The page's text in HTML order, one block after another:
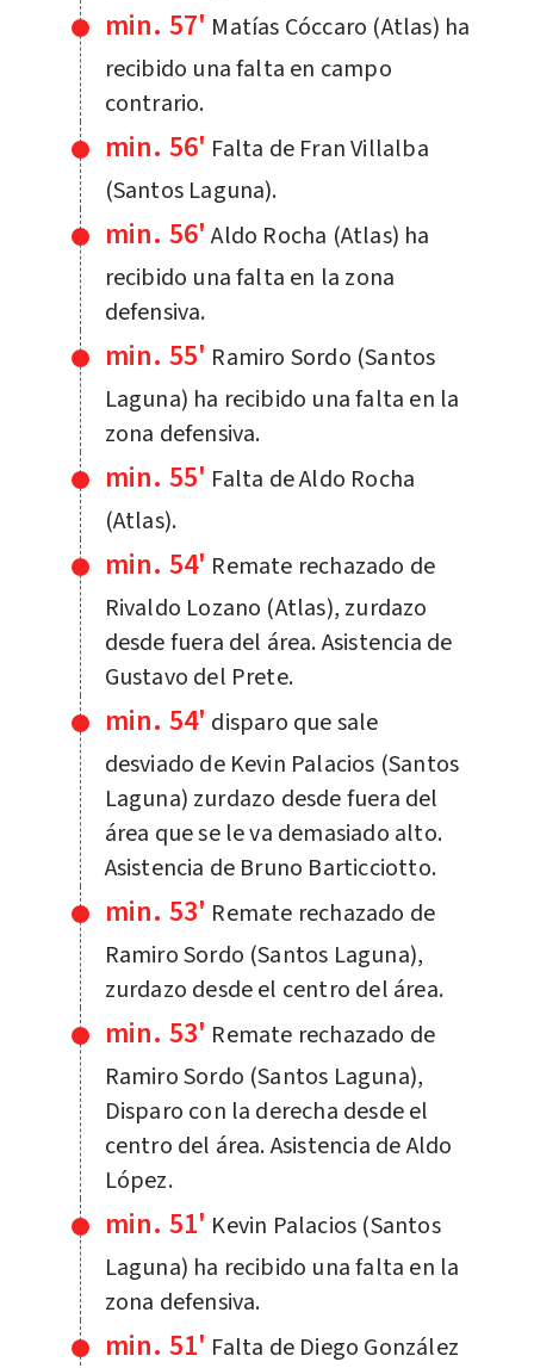
min. 57' Matías Cóccaro (Atlas) ha
recibido una falta en campo
contrario.
min. 56' Falta de Fran Villalba
(Santos Laguna).
min. 56' Aldo Rocha (Atlas) ha
recibido una falta en la zona
defensiva.
min. 55' Ramiro Sordo (Santos
Laguna) ha recibido una falta en la
zona defensiva.
min. 55' Falta de Aldo Rocha
(Atlas).
min. 54' Remate rechazado de
Rivaldo Lozano (Atlas), zurdazo
desde fuera del área. Asistencia de
Gustavo del Prete.
min. 54' disparo que sale
desviado de Kevin Palacios (Santos
Laguna) zurdazo desde fuera del
área que se le va demasiado alto.
Asistencia de Bruno Barticciotto.
min. 53' Remate rechazado de
Ramiro Sordo (Santos Laguna),
zurdazo desde el centro del área.
min. 53' Remate rechazado de
Ramiro Sordo (Santos Laguna),
Disparo con la derecha desde el
centro del área. Asistencia de Aldo
López.
min. 51' Kevin Palacios (Santos
Laguna) ha recibido una falta en la
zona defensiva.
min. 51' Falta de Diego González